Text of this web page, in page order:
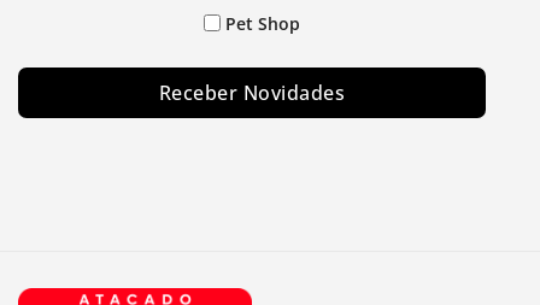
Pet Shop
Receber Novidades